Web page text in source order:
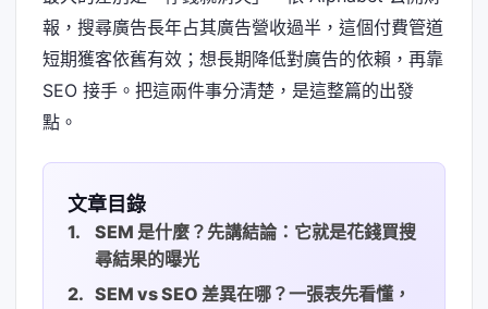
報，搜尋廣告長年占其廣告營收過半，這個付費管道
短期獲客依舊有效；想長期降低對廣告的依賴，再靠
SEO 接手。把這兩件事分清楚，是這整篇的出發
點。
文章目錄
SEM 是什麼？先講結論：它就是花錢買搜
尋結果的曝光
SEM vs SEO 差異在哪？一張表先看懂，